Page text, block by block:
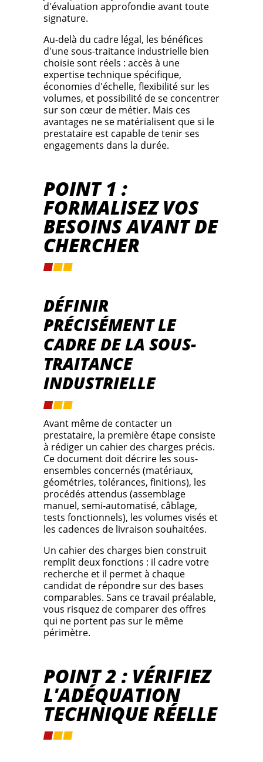
d'évaluation approfondie avant toute
signature.
Au-delà du cadre légal, les bénéfices
d'une sous-traitance industrielle bien
choisie sont réels : accès à une
expertise technique spécifique,
économies d'échelle, flexibilité sur les
volumes, et possibilité de se concentrer
sur son cœur de métier. Mais ces
avantages ne se matérialisent que si le
prestataire est capable de tenir ses
engagements dans la durée.
POINT 1 :
FORMALISEZ VOS
BESOINS AVANT DE
CHERCHER
DÉFINIR
PRÉCISÉMENT LE
CADRE DE LA SOUS-
TRAITANCE
INDUSTRIELLE
Avant même de contacter un
prestataire, la première étape consiste
à rédiger un cahier des charges précis.
Ce document doit décrire les sous-
ensembles concernés (matériaux,
géométries, tolérances, finitions), les
procédés attendus (assemblage
manuel, semi-automatisé, câblage,
tests fonctionnels), les volumes visés et
les cadences de livraison souhaitées.
Un cahier des charges bien construit
remplit deux fonctions : il cadre votre
recherche et il permet à chaque
candidat de répondre sur des bases
comparables. Sans ce travail préalable,
vous risquez de comparer des offres
qui ne portent pas sur le même
périmètre.
POINT 2 : VÉRIFIEZ
L'ADÉQUATION
TECHNIQUE RÉELLE